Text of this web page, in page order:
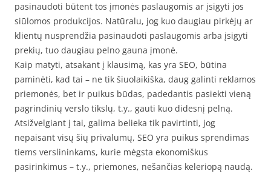
pasinaudoti būtent tos įmonės paslaugomis ar įsigyti jos
siūlomos produkcijos. Natūralu, jog kuo daugiau pirkėjų ar
klientų nusprendžia pasinaudoti paslaugomis arba įsigyti
prekių, tuo daugiau pelno gauna įmonė.
Kaip matyti, atsakant į klausimą, kas yra SEO, būtina
paminėti, kad tai – ne tik šiuolaikiška, daug galinti reklamos
priemonės, bet ir puikus būdas, padedantis pasiekti vieną
pagrindinių verslo tikslų, t.y., gauti kuo didesnį pelną.
Atsižvelgiant į tai, galima belieka tik pavirtinti, jog
nepaisant visų šių privalumų, SEO yra puikus sprendimas
tiems verslininkams, kurie mėgsta ekonomiškus
pasirinkimus – t.y., priemones, nešančias keleriopą naudą.